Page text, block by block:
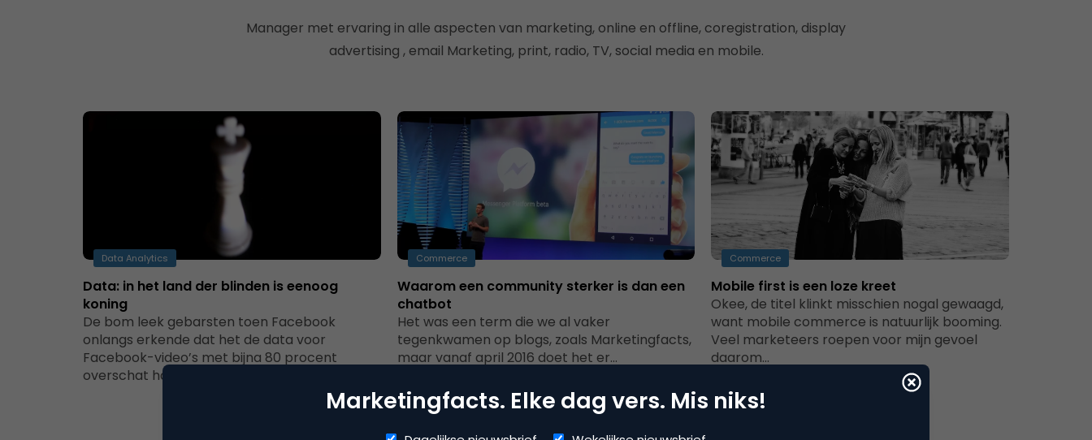
Manager met ervaring in alle aspecten van marketing, online en offline, coregistration, display
advertising , email Marketing, print, radio, TV, social media en mobile.
Data Analytics
Data: in het land der blinden is eenoog
koning
De bom leek gebarsten toen Facebook
onlangs erkende dat het de data voor
Facebook-video’s met bijna 80 procent
overschat had. De…
Commerce
Waarom een community sterker is dan een
chatbot
Het was een term die we al vaker
tegenkwamen op blogs, zoals Marketingfacts,
maar vanaf april 2016 doet het er…
Commerce
Mobile first is een loze kreet
Okee, de titel klinkt misschien nogal gewaagd,
want mobile commerce is natuurlijk booming.
Veel marketeers roepen voor mijn gevoel
daarom…
Marketingfacts. Elke dag vers. Mis niks!